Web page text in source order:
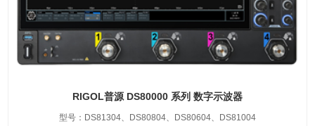
RIGOL普源 DS80000 系列 数字示波器
型号：DS81304、DS80804、DS80604、DS81004